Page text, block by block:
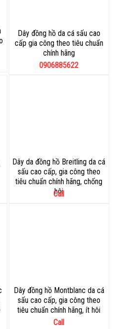
Dây đồng hồ da cá sấu cao
cấp gia công theo tiêu chuẩn
chính hãng
0906885622
Dây da đồng hồ Breitling da cá
sấu cao cấp, gia công theo
tiêu chuẩn chính hãng, chống
hôi
Call
Dây đồng hồ Montblanc da cá
sấu cao cấp, gia công theo
tiêu chuẩn chính hãng, ít hôi
Call